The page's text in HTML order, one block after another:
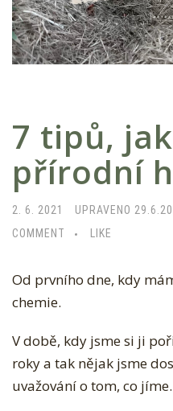
7 tipů,
přírodní
2. 6. 2021 UPRAVENO
COMMENT
LIKE
Od prvního dne, kdy
chemie.
V době, kdy jsme si ji
roky a tak nějak jsme
uvažování o tom, co jíme.